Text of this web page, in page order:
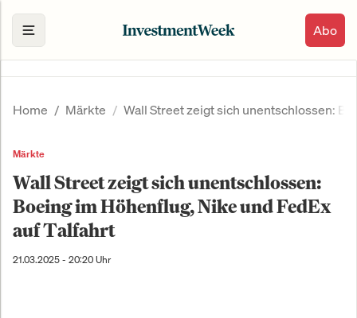
Abo
Home Märkte Wall Street zeigt sich unentschlossen:
Märkte
Wall Street zeigt sich unentschlossen:
Boeing im Höhenflug, Nike und FedEx
auf Talfahrt
21.03.2025 - 20:20 Uhr